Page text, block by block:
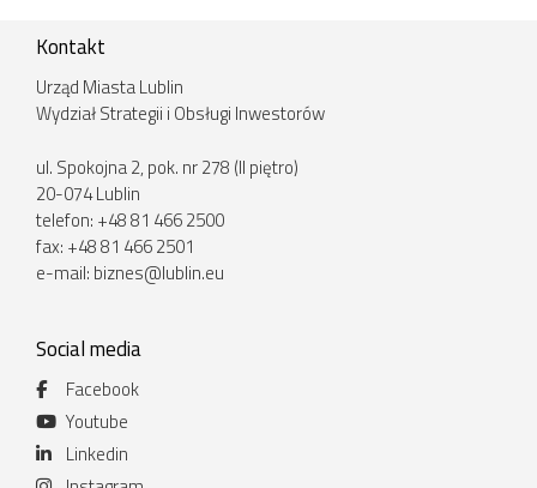
Kontakt
Urząd Miasta Lublin
Wydział Strategii i Obsługi Inwestorów
ul. Spokojna 2, pok. nr 278 (II piętro)
20-074 Lublin
telefon: +48 81 466 2500
fax: +48 81 466 2501
e-mail: biznes@lublin.eu
Social media
Facebook
Youtube
Linkedin